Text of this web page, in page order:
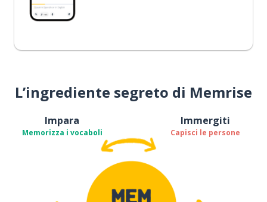
L’ingrediente segreto di Memrise
Impara
Memorizza i vocaboli
Immergiti
Capisci le persone